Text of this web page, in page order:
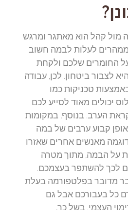
קהל הוא מאתגר ומרגש
לעלות לבמה חשוב
החומרים שלכם ולקחת
לצבור ביטחון. לכן, עבודה
טכניקות כמו
יכולים מאוד לסייע לכם
הערב. בנוסף, במקומות
קבוע ערבים של במה
מאנשים אחרים שאזרו
על הבמה, מתוך מטרה
לכך להשתפר בעצמכם.
מדובר בפלטפורמה בעלת
כל בעבורכם אבל גם
העצמי. בשל כך,